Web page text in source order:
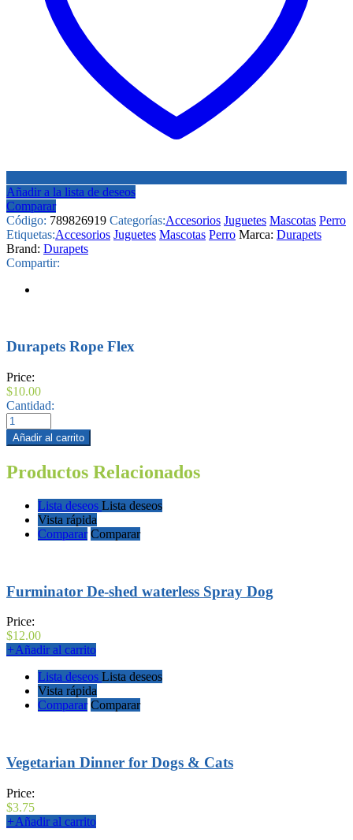
Añadir a la lista de deseos
Comparar
Código: 789826919 Categorías:Accesorios Juguetes Mascotas Perro
Etiquetas:Accesorios Juguetes Mascotas Perro Marca: Durapets
Brand: Durapets
Compartir:
Durapets Rope Flex
Price:
$10.00
Cantidad:
Añadir al carrito
Productos Relacionados
Lista deseos Lista deseos
Vista rápida
Comparar Comparar
Furminator De-shed waterless Spray Dog
Price:
$12.00
+Añadir al carrito
Lista deseos Lista deseos
Vista rápida
Comparar Comparar
Vegetarian Dinner for Dogs & Cats
Price:
$3.75
+Añadir al carrito